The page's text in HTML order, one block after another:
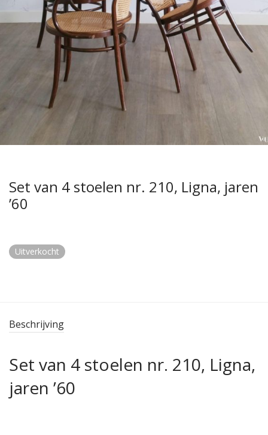
Set van 4 stoelen nr. 210, Ligna, jaren
’60
Uitverkocht
Beschrijving
Set van 4 stoelen nr. 210, Ligna,
jaren ’60